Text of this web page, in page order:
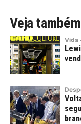
Veja também
Vida ·